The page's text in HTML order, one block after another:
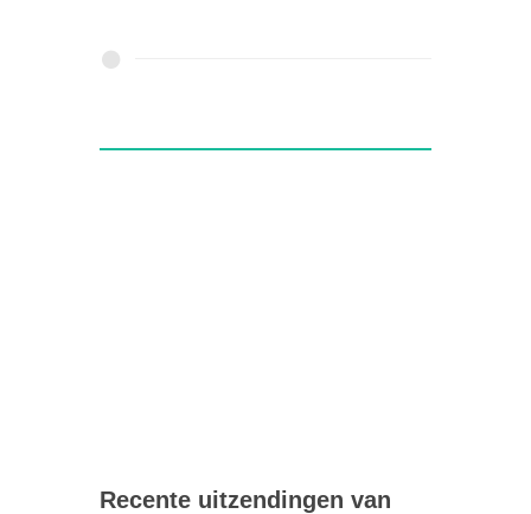
Recente uitzendingen van